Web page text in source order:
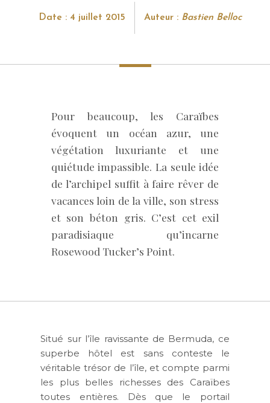
Date : 4 juillet 2015 Auteur : Bastien Belloc
Pour beaucoup, les Caraïbes
évoquent un océan azur, une
végétation luxuriante et une
quiétude impassible. La seule idée
de l’archipel suffit à faire rêver de
vacances loin de la ville, son stress
et son béton gris. C’est cet exil
paradisiaque qu’incarne
Rosewood Tucker’s Point.
Situé sur l’île ravissante de Bermuda, ce
superbe hôtel est sans conteste le
véritable trésor de l’île, et compte parmi
les plus belles richesses des Caraïbes
toutes entières. Dès que le portail